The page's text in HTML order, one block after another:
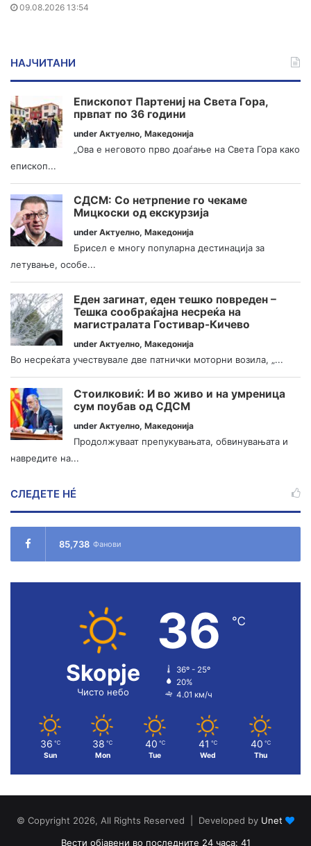
09.08.2026 13:54
НАЈЧИТАНИ
Епископот Партениј на Света Гора,
првпат по 36 години
under Актуелно, Македонија
„Ова е неговото прво доаѓање на Света Гора како
епископ...
СДСМ: Со нетрпение го чекаме
Мицкоски од екскурзија
under Актуелно, Македонија
Брисел е многу популарна дестинација за
летување, особе...
Еден загинат, еден тешко повреден –
Тешка сообраќајна несреќа на
магистралата Гостивар-Кичево
under Актуелно, Македонија
Во несреќата учествувале две патнички моторни возила, „...
Стоилковиќ: И во живо и на умреница
сум поубав од СДСМ
under Актуелно, Македонија
Продолжуваат препукувањата, обвинувањата и
навредите на...
СЛЕДЕТЕ НÉ
85,738 Фанови
Skopje
Чисто небо
36 ℃
36º - 25º
20%
4.01 км/ч
36 ℃
Sun
38 ℃
Mon
40 ℃
Tue
41 ℃
Wed
40 ℃
Thu
© Copyright 2026, All Rights Reserved | Developed by Unet
Вести објавени во последните 24 часа: 41